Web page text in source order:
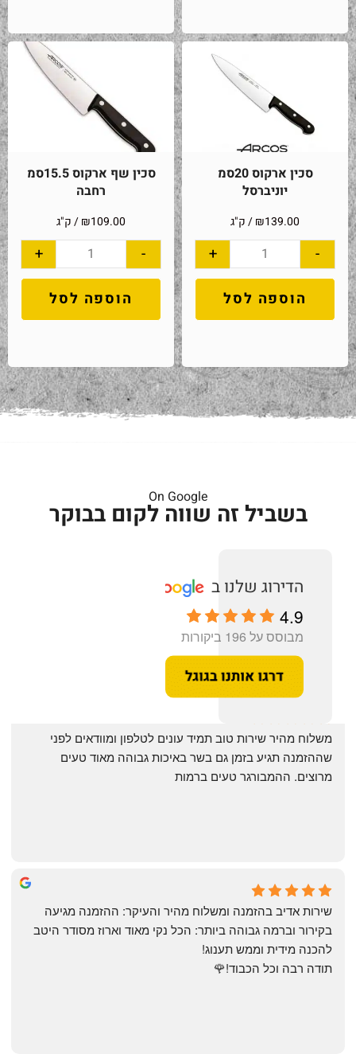
סכין ארקוס 20סמ
יוניברסל
₪139.00 / ק"ג
-
+
הוספה לסל
סכין שף ארקוס 15.5סמ
רחבה
₪109.00 / ק"ג
-
+
הוספה לסל
On Google
בשביל זה שווה לקום בבוקר
4.9
מבוסס על 196 ביקורות
May Azulay
a month ago
מרוצים. ההמבורגר טעים ברמות
להכנה מידית וממש תענוג!
תודה רבה וכל הכבוד!🌹